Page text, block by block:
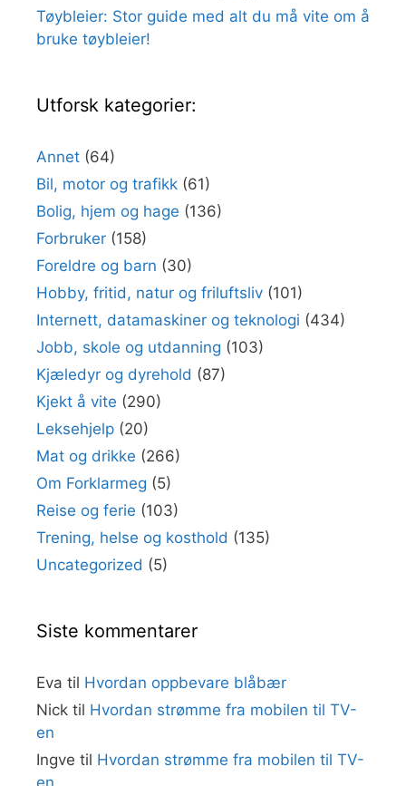
Tøybleier: Stor guide med alt du må vite om å
bruke tøybleier!
Utforsk kategorier:
Annet (64)
Bil, motor og trafikk (61)
Bolig, hjem og hage (136)
Forbruker (158)
Foreldre og barn (30)
Hobby, fritid, natur og friluftsliv (101)
Internett, datamaskiner og teknologi (434)
Jobb, skole og utdanning (103)
Kjæledyr og dyrehold (87)
Kjekt å vite (290)
Leksehjelp (20)
Mat og drikke (266)
Om Forklarmeg (5)
Reise og ferie (103)
Trening, helse og kosthold (135)
Uncategorized (5)
Siste kommentarer
Eva til Hvordan oppbevare blåbær
Nick til Hvordan strømme fra mobilen til TV-
en
Ingve til Hvordan strømme fra mobilen til TV-